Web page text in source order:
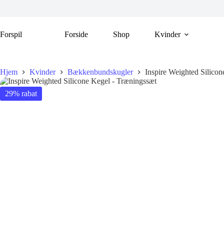
Forspil Forside Shop Kvinder
Hjem Kvinder Bækkenbundskugler Inspire Weighted
29% rabat